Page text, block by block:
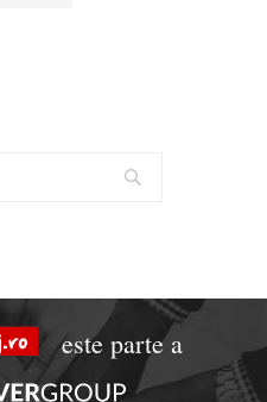
este parte a